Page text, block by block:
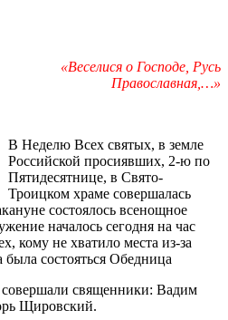
«Веселися о Господе, Русь
Православная,…»
В Неделю Всех святых, в земле
Российской просиявших, 2-ю по
Пятидесятнице, в Свято-
Троицком храме совершалась
состоялось всенощное
началось сегодня на час
кому не хватило места из-за
состояться Обедница
священники: Вадим
Щировский.